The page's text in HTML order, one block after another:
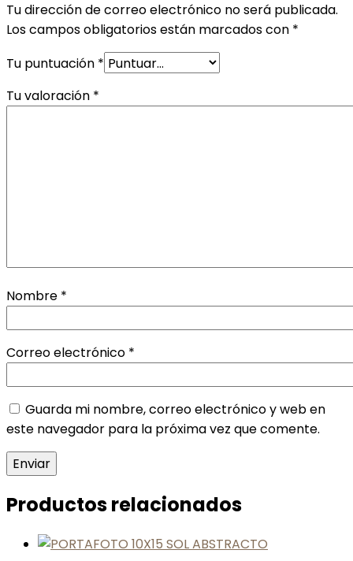
Tu dirección de correo electrónico no será publicada.
Los campos obligatorios están marcados con *
Tu puntuación *
Tu valoración *
Nombre *
Correo electrónico *
Guarda mi nombre, correo electrónico y web en
este navegador para la próxima vez que comente.
Productos relacionados